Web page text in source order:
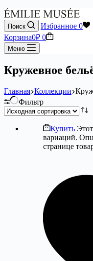
Поиск Избранное 0
Корзина0₽ 0
Меню
Кружевное
Главная Коллекции
Фильтр
Купить
вариаций.
странице